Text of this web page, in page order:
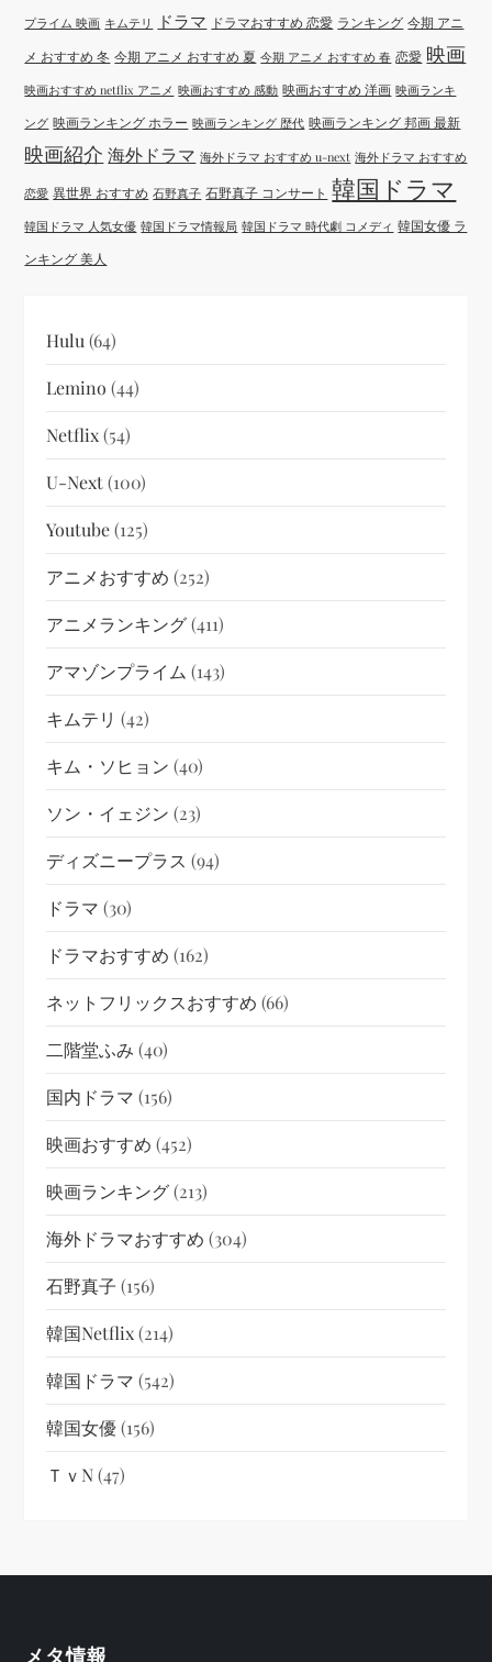
プライム 映画 キムテリ ドラマ ドラマおすすめ 恋愛 ランキング 今期 アニ
メ おすすめ 冬 今期 アニメ おすすめ 夏 今期 アニメ おすすめ 春 恋愛 映画
映画おすすめ netflix アニメ 映画おすすめ 感動 映画おすすめ 洋画 映画ランキ
ング 映画ランキング ホラー 映画ランキング 歴代 映画ランキング 邦画 最新
映画紹介 海外ドラマ 海外ドラマ おすすめ u-next 海外ドラマ おすすめ
恋愛 異世界 おすすめ 石野真子 石野真子 コンサート 韓国ドラマ
韓国ドラマ 人気女優 韓国ドラマ情報局 韓国ドラマ 時代劇 コメディ 韓国女優 ラ
ンキング 美人
Hulu (64)
Lemino (44)
Netflix(54)
U-Next(100)
Youtube(125)
アニメおすすめ (252)
アニメランキング(411)
アマゾンプライム (143)
キムテリ (42)
キム・ソヒョン (40)
ソン・イェジン (23)
ディズニープラス (94)
ドラマ (30)
ドラマおすすめ (162)
ネットフリックスおすすめ (66)
二階堂ふみ (40)
国内ドラマ (156)
映画おすすめ (452)
映画ランキング(213)
海外ドラマおすすめ (304)
石野真子 (156)
韓国netflix(214)
韓国ドラマ (542)
韓国女優(156)
ＴｖN(47)
メタ情報